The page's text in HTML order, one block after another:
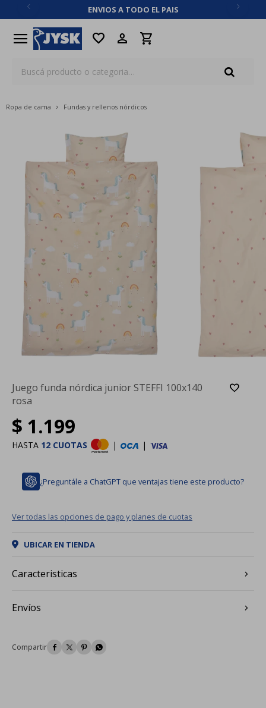
ENVIOS A TODO EL PAIS
menu favorite
Ropa de cama Fundas y rellenos nórdicos
Juego funda nórdica junior STEFFI 100x140
rosa
$ 1.199
HASTA 12 CUOTAS | |
¿Preguntále a ChatGPT que ventajas tiene este producto?
Ver todas las opciones de pago y planes de cuotas
UBICAR EN TIENDA
Caracteristicas
Envíos
   
close